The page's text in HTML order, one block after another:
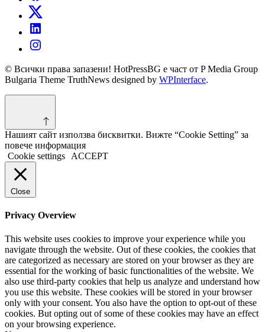
© Всички права запазени! HotPressBG е част от P Media Group
Bulgaria Theme TruthNews designed by WPInterface.
Нашият сайт използва бисквитки. Вижте “Cookie Setting” за
повече информация
Cookie settings
ACCEPT
Close
Privacy Overview
This website uses cookies to improve your experience while you
navigate through the website. Out of these cookies, the cookies that
are categorized as necessary are stored on your browser as they are
essential for the working of basic functionalities of the website. We
also use third-party cookies that help us analyze and understand how
you use this website. These cookies will be stored in your browser
only with your consent. You also have the option to opt-out of these
cookies. But opting out of some of these cookies may have an effect
on your browsing experience.